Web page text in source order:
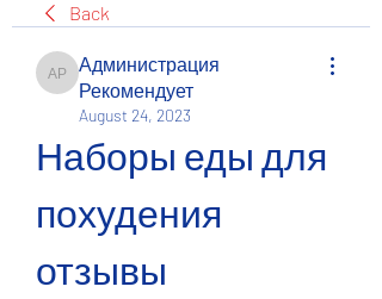
Back
Администрация Рекомендует
Администрация
Рекомендует
August 24, 2023
Наборы еды для
похудения
отзывы